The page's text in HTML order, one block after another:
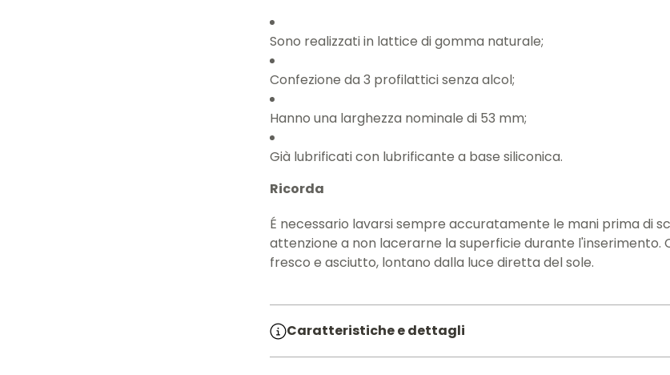
Sono realizzati in lattice di gomma naturale;
Confezione da 3 profilattici senza alcol;
Hanno una larghezza nominale di 53 mm;
Già lubrificati con lubrificante a base siliconica.
Ricorda
É necessario lavarsi sempre accuratamente le mani prima di
attenzione a non lacerarne la superficie durante l'inserimento.
fresco e asciutto, lontano dalla luce diretta del sole.
Caratteristiche e dettagli